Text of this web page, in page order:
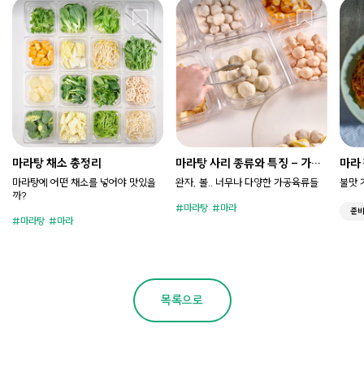
마라탕 채소 총정리
마라탕에 어떤 채소를 넣어야 맛있을
까?
마라탕 마라
마라탕 사리 종류와 특징 - 가공
육류편
완자, 볼.. 너무나 다양한 가공육류들
마라탕 마라
마라
불맛
준
목록으로